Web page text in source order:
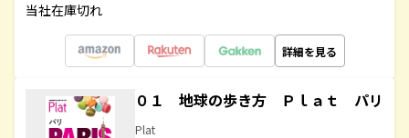
当社在庫切れ
詳細を見る
０１ 地球の歩き方 Ｐｌａｔ パリ
Plat